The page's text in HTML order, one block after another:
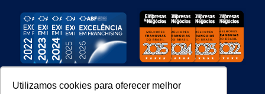
Utilizamos cookies para oferecer melhor